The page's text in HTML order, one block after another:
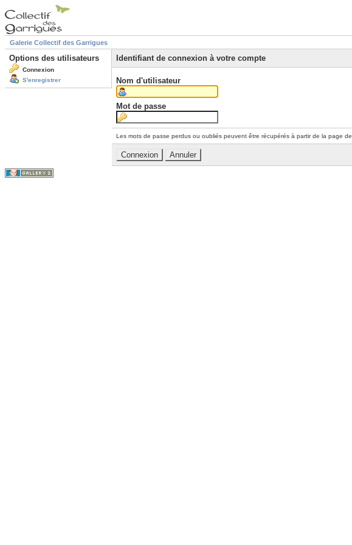
Galerie Collectif des Garrigues
Options des utilisateurs
Connexion
S'enregistrer
Identifiant de connexion à votre compte
Nom d'utilisateur
Mot de passe
Les mots de passe perdus ou oubliés peuvent être récupérés à partir de la page de